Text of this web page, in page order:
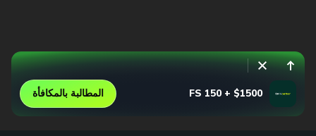
$1500 + 150 FS المطالبة بالمكافأة